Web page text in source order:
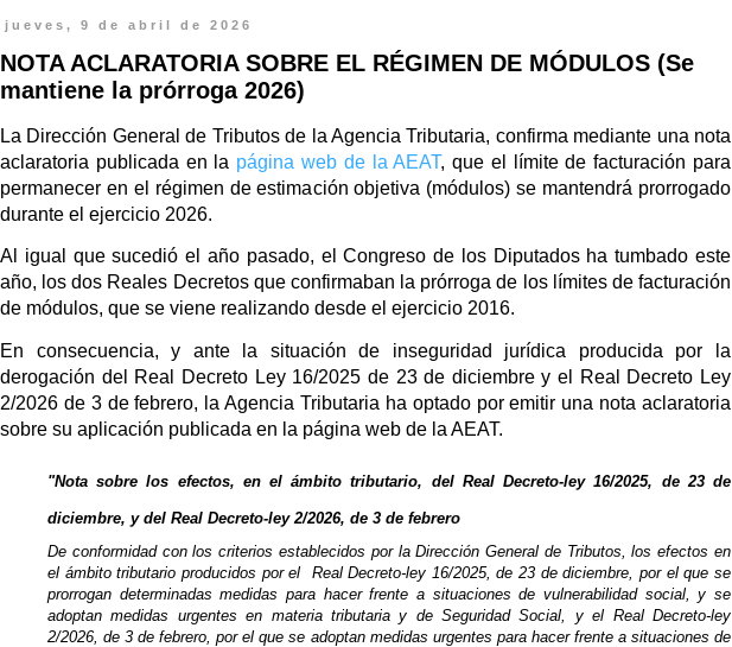
jueves, 9 de abril de 2026
NOTA ACLARATORIA SOBRE EL RÉGIMEN DE MÓDULOS (Se
mantiene la prórroga 2026)
La Dirección General de Tributos de la Agencia Tributaria, confirma mediante una nota
aclaratoria publicada en la página web de la AEAT, que el límite de facturación para
permanecer en el régimen de estimación objetiva (módulos) se mantendrá prorrogado
durante el ejercicio 2026.
Al igual que sucedió el año pasado, el Congreso de los Diputados ha tumbado este
año, los dos Reales Decretos que confirmaban la prórroga de los límites de facturación
de módulos, que se viene realizando desde el ejercicio 2016.
En consecuencia, y ante la situación de inseguridad jurídica producida por la
derogación del Real Decreto Ley 16/2025 de 23 de diciembre y el Real Decreto Ley
2/2026 de 3 de febrero, la Agencia Tributaria ha optado por emitir una nota aclaratoria
sobre su aplicación publicada en la página web de la AEAT.
"Nota sobre los efectos, en el ámbito tributario, del Real Decreto-ley 16/2025, de 23 de
diciembre, y del Real Decreto-ley 2/2026, de 3 de febrero
De conformidad con los criterios establecidos por la Dirección General de Tributos, los efectos en
el ámbito tributario producidos por el Real Decreto-ley 16/2025, de 23 de diciembre, por el que se
prorrogan determinadas medidas para hacer frente a situaciones de vulnerabilidad social, y se
adoptan medidas urgentes en materia tributaria y de Seguridad Social, y el Real Decreto-ley
2/2026, de 3 de febrero, por el que se adoptan medidas urgentes para hacer frente a situaciones de